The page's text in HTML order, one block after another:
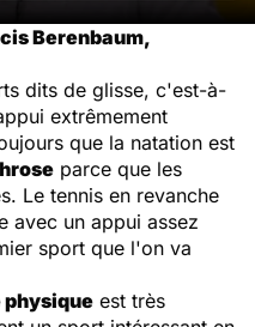
Berenbaum,
dits de glisse, c'est-à-
extrêmement
que la natation est
parce que les
Le tennis en revanche
avec un appui assez
sport que l'on va
est très